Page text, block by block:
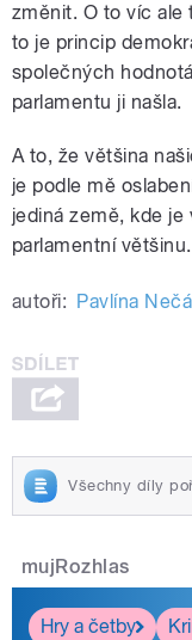
změnit. O to víc ale
to je princip
společných
parlamentu ji našla.
A to, že většina
je podle mě
jediná země, kde
parlamentní většinu.
autoři: Pavlína
Všechny díly
mujRozhlas
Hry a četby